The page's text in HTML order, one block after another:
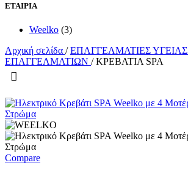
ΕΤΑΙΡΙΑ
Weelko (3)
Αρχική σελίδα / ΕΠΑΓΓΕΛΜΑΤΙΕΣ ΥΓΕΙΑΣ
ΕΠΑΓΓΕΛΜΑΤΙΩΝ / ΚΡΕΒΑΤΙΑ SPA
Compare